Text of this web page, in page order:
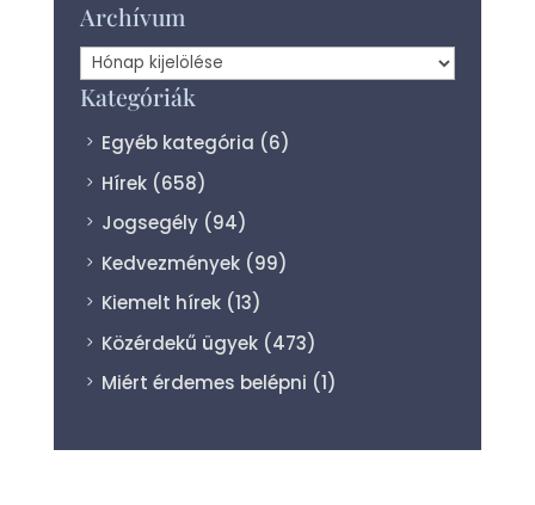
Archívum
Archívum
Kategóriák
Egyéb kategória (6)
Hírek (658)
Jogsegély (94)
Kedvezmények (99)
Kiemelt hírek (13)
Közérdekű ügyek (473)
Miért érdemes belépni (1)